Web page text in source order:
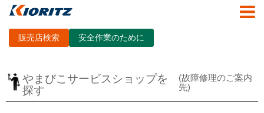
販売店検索 安全作業のために
やまびこサービスショップを
探す
(故障修理のご案内
先)